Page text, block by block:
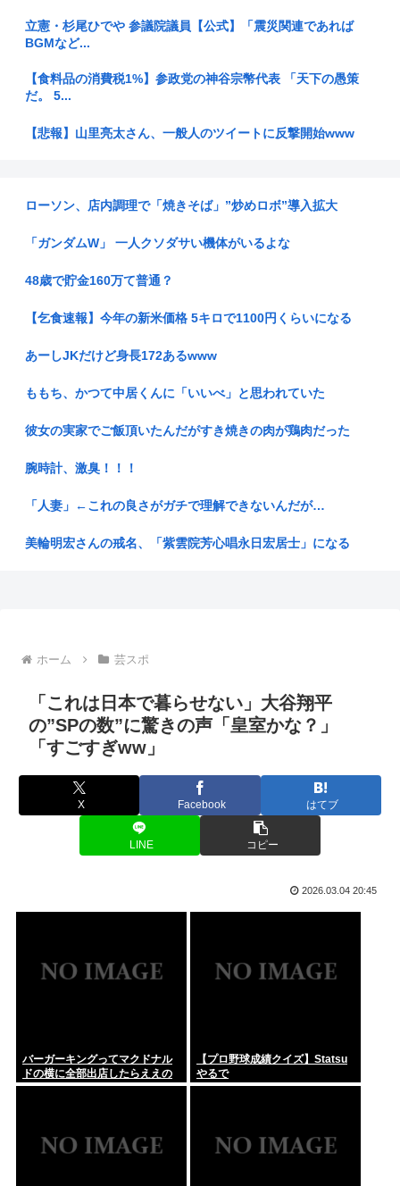
立憲・杉尾ひでや 参議院議員【公式】「震災関連であれば
BGMなど...
【食料品の消費税1%】参政党の神谷宗幣代表 「天下の愚策
だ。 5...
【悲報】山里亮太さん、一般人のツイートに反撃開始www
イスラム教徒、ついに犬の散歩にも文句を言い始める「犬はハ
洪水が市...
毎年恒例の中国大洪水。湖北省秭帰県の現在の様子がこちら
【北九州市】「女性が着用している下着を見たかった」コンビ
ニ店内や...
産経新聞、東北での発行を休止へ 11月末、コスト増で合理化
【朗報】女子大生さん、被災地に手作りおにぎりを出荷
【広島】原爆投下81年 高まる核リスク 被爆者減る中、広島か
ト「参加...
なった」...
昔のガンガンは良かった
回転寿司屋客「水くれや」アルバイト僕「セルf(いや揉め事は
避けよ...
【地方の財政運営】消費税1%で670億円減収、兵庫県試算 斎
「外国人は日本人と同じ生活者で、地域の担い手」…多文化共
【朗報】ファイアーエムブレムさん、ついにキャラ成長率がゲ
ローソン、店内調理で「焼きそば」”炒めロボ”導入拡大
「ガンダムW」 一人クソダサい機体がいるよな
48歳で貯金160万て普通？
【乞食速報】今年の新米価格 5キロで1100円くらいになる
あーしJKだけど身長172あるwww
ももち、かつて中居くんに「いいべ」と思われていた
彼女の実家でご飯頂いたんだがすき焼きの肉が鶏肉だった
腕時計、激臭！！！
「人妻」←これの良さがガチで理解できないんだが…
美輪明宏さんの戒名、「紫雲院芳心唱永日宏居士」になる
円は年末149円に 協調介入に加え日銀早期利上げ想定
お弁当屋さん、消費税が下がっても値段据え置き
ニートぼく、セブンイレブンのバイトに応募
ナイナイ岡村、家事をめぐる妻の不満に「言ってくれたら済む
お前ら「お盆」は何するの？
い」」」」...
DeepSeek 大幅値上げへ
政府「国民皆保険、まずロキソニンから風穴あける」1042品
こういうお姉さんになりたい人生だったような
ホーム 芸スポ
「これは日本で暮らせない」大谷翔平
の”SPの数”に驚きの声「皇室かな？」
「すごすぎww」
X Facebook はてブ
LINE コピー
2026.03.04 20:45
バーガーキングってマクドナル
ドの横に全部出店したらええの
にな
【プロ野球成績クイズ】Statsu
やるで